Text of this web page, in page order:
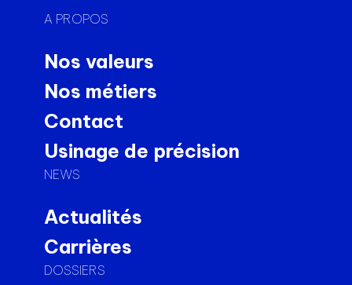
A PROPOS
Nos valeurs
Nos métiers
Contact
Usinage de précision
NEWS
Actualités
Carrières
DOSSIERS